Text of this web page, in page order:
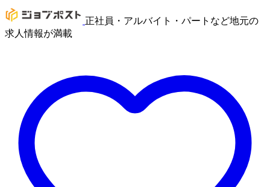
正社員・アルバイト・パートなど地元の
求人情報が満載